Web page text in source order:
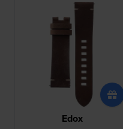
Edox